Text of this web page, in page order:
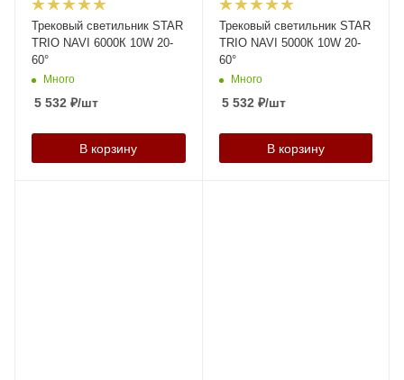
Трековый светильник STAR
TRIO NAVI 6000К 10W 20-
60°
Много
5 532 ₽/шт
В корзину
Трековый светильник STAR
TRIO NAVI 5000К 10W 20-
60°
Много
5 532 ₽/шт
В корзину